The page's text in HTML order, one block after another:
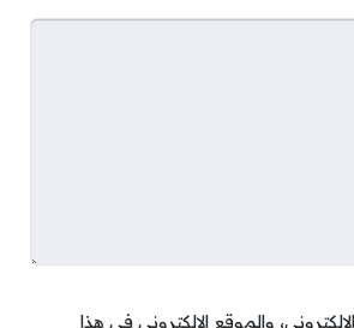
والموقع الإلكتروني في هذا